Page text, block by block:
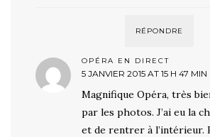
RÉPONDRE
OPÉRA EN DIRECT
5 JANVIER 2015 AT 15 H 47 MIN
Magnifique Opéra, très
par les photos. J’ai eu la
et de rentrer à l’intérieur.